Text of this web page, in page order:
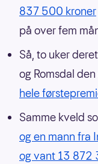
837 500 kroner
på over fem
Så, to uker
og Romsdal
hele
Samme kveld
og en mann fra
og vant 13 872